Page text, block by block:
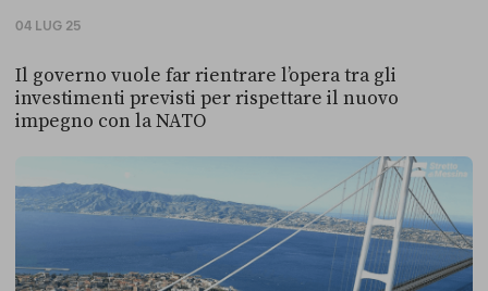
04 LUG 25
Il governo vuole far rientrare l’opera tra gli
investimenti previsti per rispettare il nuovo
impegno con la NATO